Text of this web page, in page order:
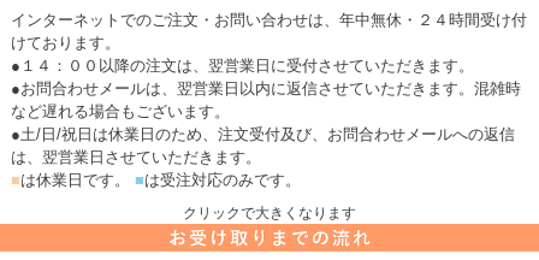
インターネットでのご注文・お問い合わせは、年中無休・２４時間受け付
けております。
●１４：００以降の注文は、翌営業日に受付させていただきます。
●お問合わせメールは、翌営業日以内に返信させていただきます。混雑時
など遅れる場合もございます。
●土/日/祝日は休業日のため、注文受付及び、お問合わせメールへの返信
は、翌営業日させていただきます。
■は休業日です。 ■は受注対応のみです。
クリックで大きくなります